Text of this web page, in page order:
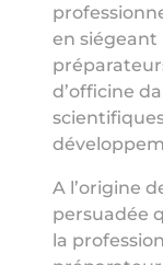
en siégeant
d’officine
A l’origine
persuadée
la